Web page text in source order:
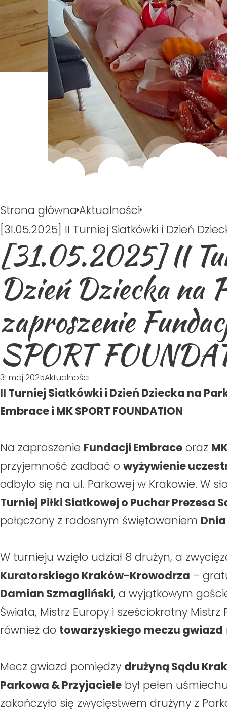
Strona głównaAktualności
[31.05.2025] II
Dzień Dziecka na
zaproszenie
SPORT
31 maj 2025Aktualności
II Turniej Siatkówki i Dzień Dziecka na
Embrace i MK SPORT FOUNDATION
Na zaproszenie Fundacji Embrace oraz
przyjemność zadbać o wyżywienie
odbyło się na ul. Parkowej w Krakowie. W
Turniej Piłki Siatkowej o Puchar Prezesa
połączony z radosnym świętowaniem
W turnieju wzięło udział 8 drużyn, a
Kuratorskiego Kraków-Krowodrza –
Damian Szmagliński, a wyjątkowym
Świata, Mistrz Europy i sześciokrotny
również do towarzyskiego meczu gwiazd
Mecz gwiazd pomiędzy drużyną Sądu
Parkowa & Przyjaciele był pełen
zakończyło się zwycięstwem drużyny z